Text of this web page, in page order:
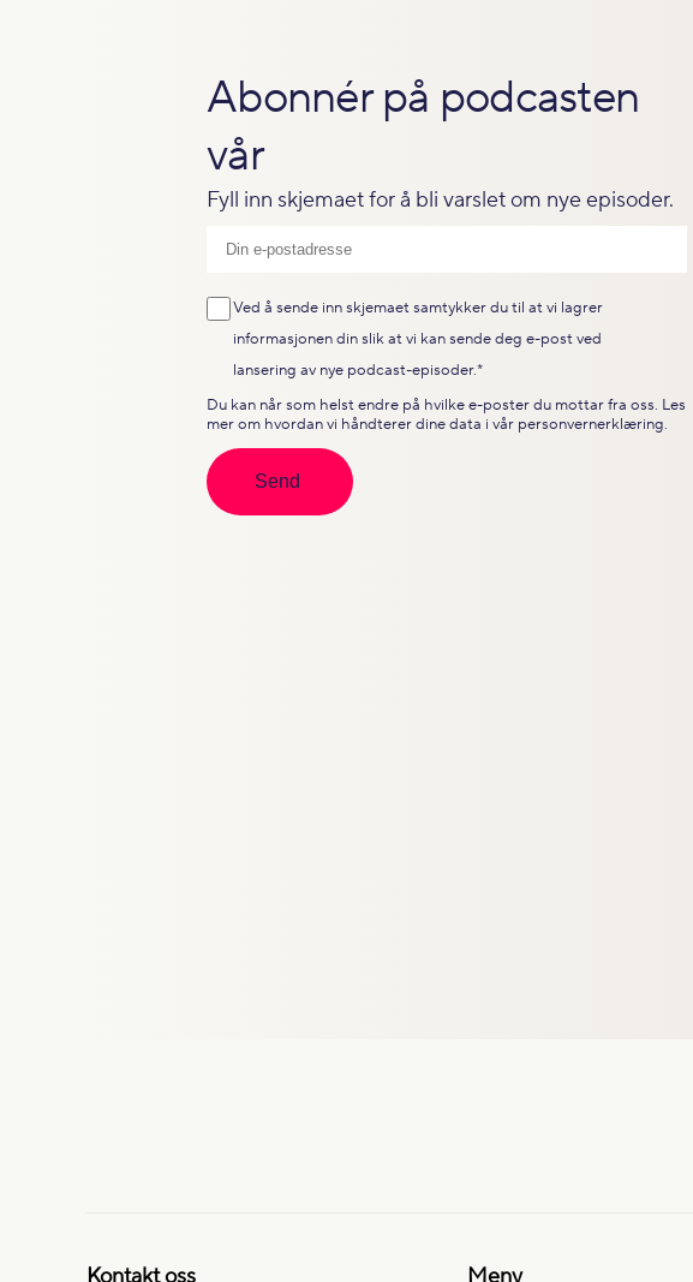
Abonnér på podcasten
vår
Fyll inn skjemaet for å bli varslet om nye episoder.
Ved å sende inn skjemaet samtykker du til at vi lagrer
informasjonen din slik at vi kan sende deg e-post ved
lansering av nye podcast-episoder.*
Du kan når som helst endre på hvilke e-poster du mottar fra oss. Les
mer om hvordan vi håndterer dine data i vår personvernerklæring.